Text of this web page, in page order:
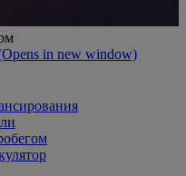
in new window)